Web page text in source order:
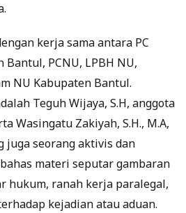
kerja sama antara PC
Bantul, PCNU, LPBH NU,
NU Kabupaten Bantul.
Teguh Wijaya, S.H, anggota
Wasingatu Zakiyah, S.H., M.A,
juga seorang aktivis dan
materi seputar gambaran
hukum, ranah kerja paralegal,
kejadian atau aduan.